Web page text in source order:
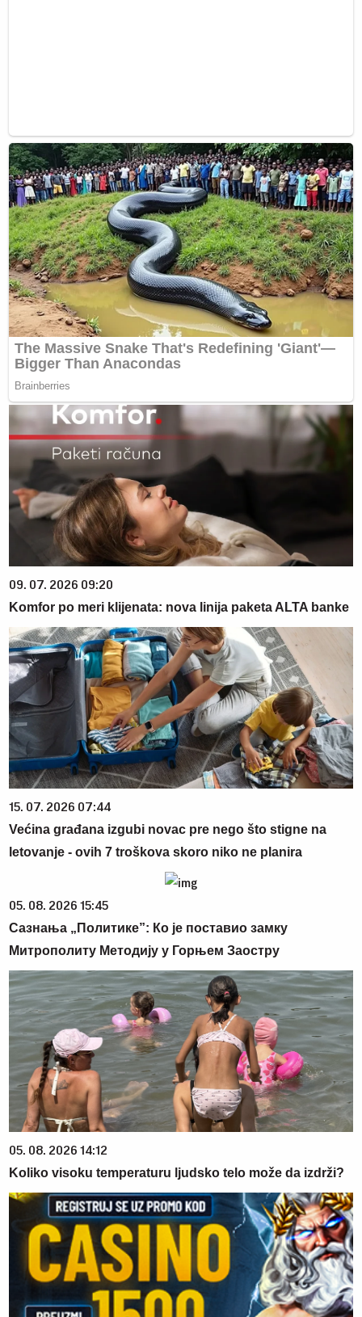
09. 07. 2026 09:20
Komfor po meri klijenata: nova linija paketa ALTA banke
15. 07. 2026 07:44
Većina građana izgubi novac pre nego što stigne na
letovanje - ovih 7 troškova skoro niko ne planira
05. 08. 2026 15:45
Сазнања „Политике”: Ко је поставио замку
Митрополиту Методију у Горњем Заостру
05. 08. 2026 14:12
Koliko visoku temperaturu ljudsko telo može da izdrži?